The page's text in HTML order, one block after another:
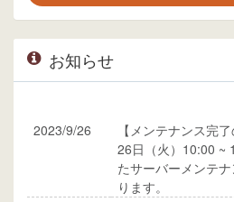
お知らせ
2023/9/26
【メンテナンス完
26日（火）10:00 ~
たサーバーメンテ
ります。